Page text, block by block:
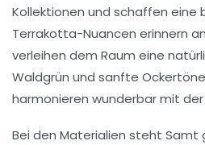
Kollektionen und schaffen eine
Terrakotta-Nuancen erinnern
verleihen dem Raum eine
Waldgrün und sanfte
harmonieren wunderbar mit
Bei den Materialien steht Samt